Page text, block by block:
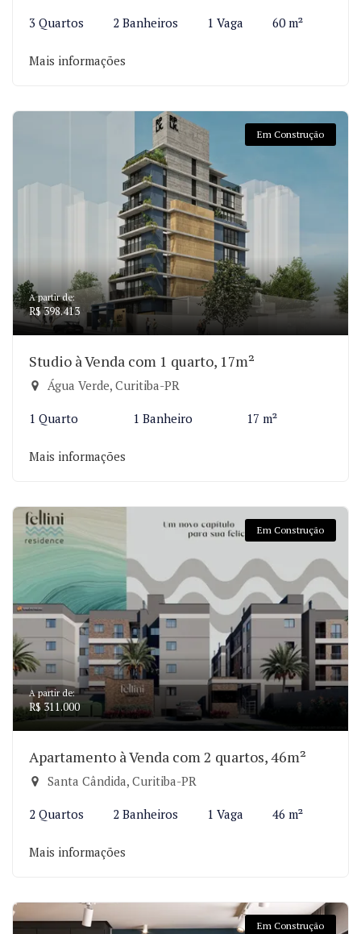
3 Quartos 2 Banheiros 1 Vaga 60 m²
Mais informações
Em Construção
A partir de:
R$ 398.413
Studio à Venda com 1 quarto, 17m²
Água Verde, Curitiba-PR
1 Quarto 1 Banheiro 17 m²
Mais informações
Em Construção
A partir de:
R$ 311.000
Apartamento à Venda com 2 quartos, 46m²
Santa Cândida, Curitiba-PR
2 Quartos 2 Banheiros 1 Vaga 46 m²
Mais informações
Em Construção